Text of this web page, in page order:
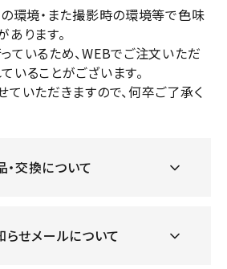
環境・また撮影時の環境等で色味
ります。
ているため、WEBでご注文いただ
いることがございます。
ていただきますので、何卒ご了承く
・交換について
らせメールについて